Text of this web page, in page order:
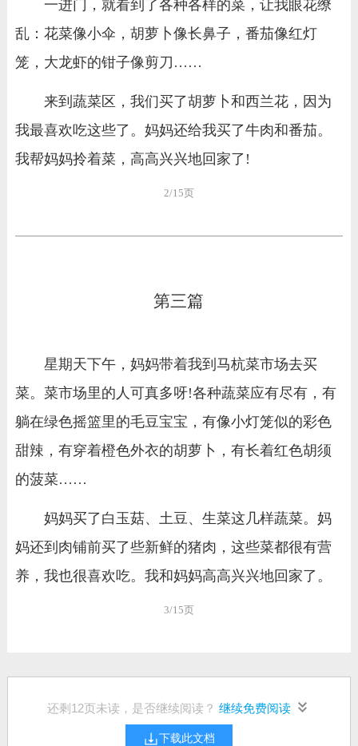
一进门，就看到了各种各样的菜，让我眼花缭
乱：花菜像小伞，胡萝卜像长鼻子，番茄像红灯
笼，大龙虾的钳子像剪刀……
来到蔬菜区，我们买了胡萝卜和西兰花，因为
我最喜欢吃这些了。妈妈还给我买了牛肉和番茄。
我帮妈妈拎着菜，高高兴兴地回家了!
2/15页
第三篇
星期天下午，妈妈带着我到马杭菜市场去买
菜。菜市场里的人可真多呀!各种蔬菜应有尽有，有
躺在绿色摇篮里的毛豆宝宝，有像小灯笼似的彩色
甜辣，有穿着橙色外衣的胡萝卜，有长着红色胡须
的菠菜……
妈妈买了白玉菇、土豆、生菜这几样蔬菜。妈
妈还到肉铺前买了些新鲜的猪肉，这些菜都很有营
养，我也很喜欢吃。我和妈妈高高兴兴地回家了。
3/15页
还剩 12页未读，是否继续阅读？ 继续免费阅读
下载此文档